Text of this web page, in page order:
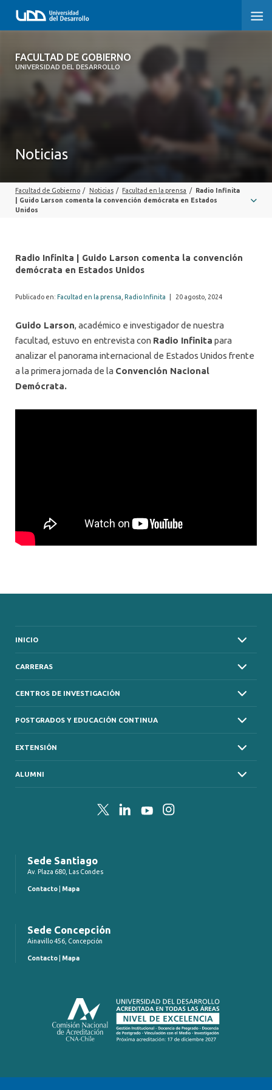
FACULTAD DE GOBIERNO
UNIVERSIDAD DEL DESARROLLO
FACULTAD DE GOBIERNO
EXTENSIÓN
Noticias
Facultad de Gobierno / Noticias / Facultad en la prensa /
Radio Infinita
| Guido Larson comenta la convención demócrata en Estados
Unidos
Radio Infinita | Guido Larson comenta la convención
demócrata en Estados Unidos
Publicado en: Facultad en la prensa Radio Infinita 20 agosto, 2024
Guido Larson, académico e investigador de nuestra
facultad, estuvo en entrevista con Radio Infinita para
analizar el panorama internacional de Estados Unidos frente
a la primera jornada de la Convención Nacional
Demócrata.
INICIO
CARRERAS
CENTROS DE INVESTIGACIÓN
POSTGRADOS Y EDUCACIÓN CONTINUA
EXTENSIÓN
ALUMNI
TwitterLinkedInYouTubeInstagram
Sede Santiago
Av. Plaza 680, Las Condes
Contacto Mapa
Sede Concepción
Ainavillo 456, Concepción
Contacto Mapa